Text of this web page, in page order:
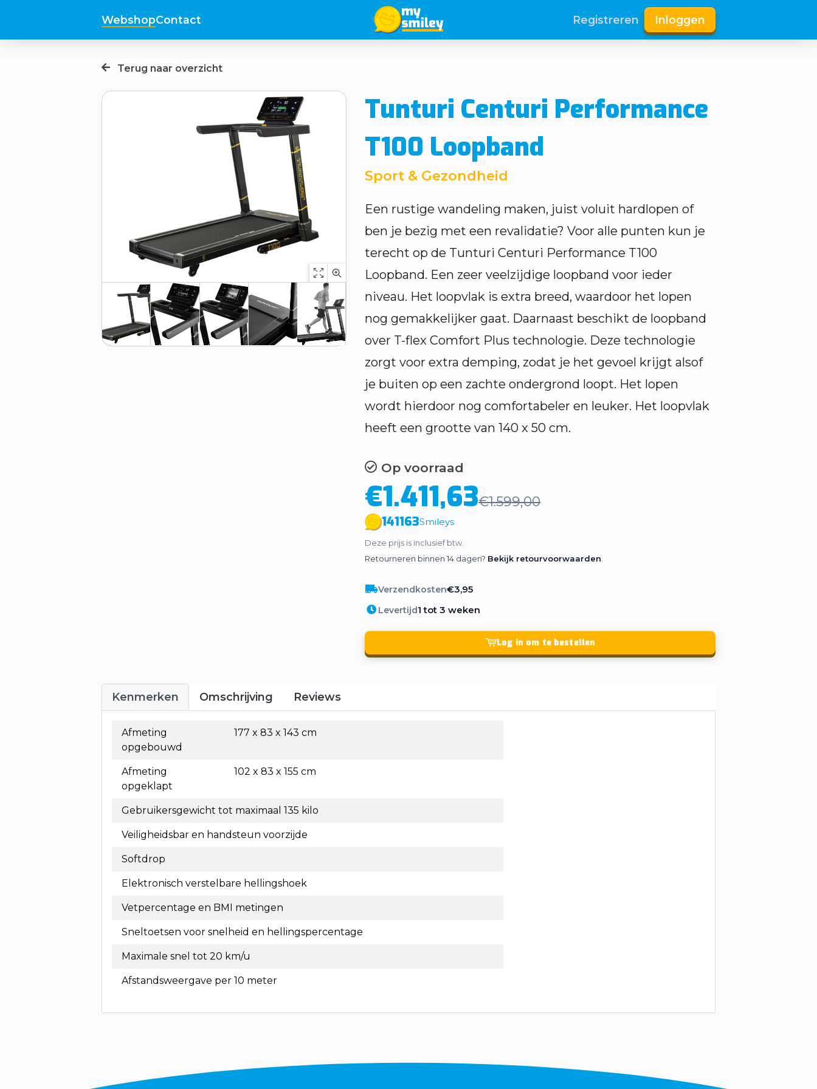
WebshopContact Registreren Inloggen
Terug naar overzicht
Tunturi Centuri Performance
T100 Loopband
Sport & Gezondheid
Een rustige wandeling maken, juist voluit hardlopen of
ben je bezig met een revalidatie? Voor alle punten kun je
terecht op de Tunturi Centuri Performance T100
Loopband. Een zeer veelzijdige loopband voor ieder
niveau. Het loopvlak is extra breed, waardoor het lopen
nog gemakkelijker gaat. Daarnaast beschikt de loopband
over T-flex Comfort Plus technologie. Deze technologie
zorgt voor extra demping, zodat je het gevoel krijgt alsof
je buiten op een zachte ondergrond loopt. Het lopen
wordt hierdoor nog comfortabeler en leuker. Het loopvlak
heeft een grootte van 140 x 50 cm.
Op voorraad
€1.411,63€1.599,00
141163Smileys
Deze prijs is inclusief btw.
Retourneren binnen 14 dagen? Bekijk retourvoorwaarden
Verzendkosten€3,95
Levertijd1 tot 3 weken
Log in om te bestellen
Kenmerken Omschrijving Reviews
Afmeting
opgebouwd
177 x 83 x 143 cm
Afmeting
opgeklapt
102 x 83 x 155 cm
Gebruikersgewicht tot maximaal 135 kilo
Veiligheidsbar en handsteun voorzijde
Softdrop
Elektronisch verstelbare hellingshoek
Vetpercentage en BMI metingen
Sneltoetsen voor snelheid en hellingspercentage
Maximale snel tot 20 km/u
Afstandsweergave per 10 meter